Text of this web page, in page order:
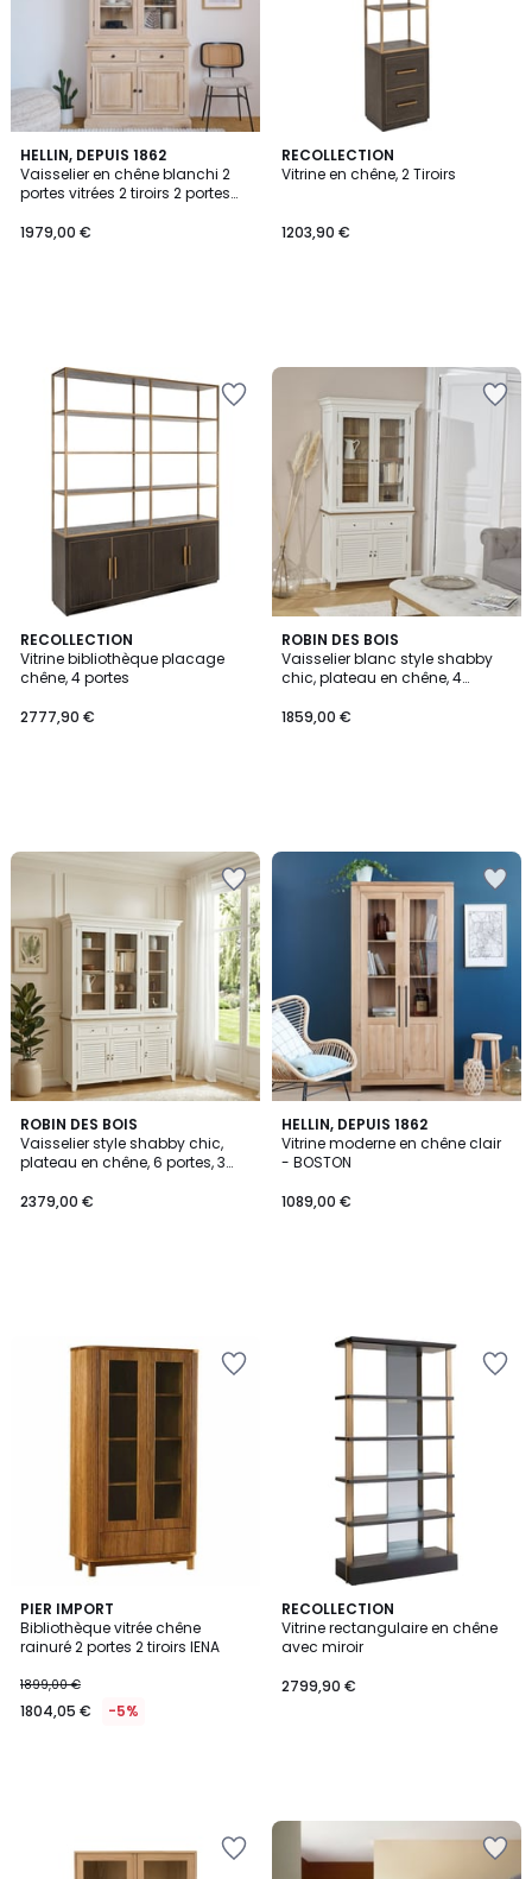
HELLIN, DEPUIS 1862
Vaisselier en chêne blanchi 2
portes vitrées 2 tiroirs 2 portes
1979,00 €
RECOLLECTION
Vitrine en chêne, 2 Tiroirs
1203,90 €
RECOLLECTION
Vitrine bibliothèque placage
chêne, 4 portes
2777,90 €
ROBIN DES BOIS
Vaisselier blanc style shabby
chic, plateau en chêne, 4
1859,00 €
ROBIN DES BOIS
Vaisselier style shabby chic,
plateau en chêne, 6 portes, 3
2379,00 €
HELLIN, DEPUIS 1862
Vitrine moderne en chêne clair
- BOSTON
1089,00 €
PIER IMPORT
Bibliothèque vitrée chêne
rainuré 2 portes 2 tiroirs IENA
1899,00 €
1804,05 € -5%
RECOLLECTION
Vitrine rectangulaire en chêne
avec miroir
2799,90 €